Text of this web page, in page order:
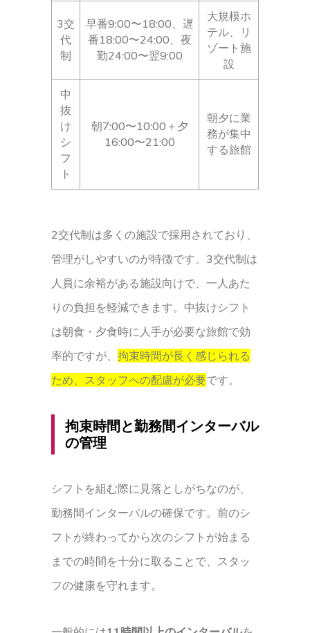
3交
代
制
早番9:00〜18:00、遅
番18:00〜24:00、夜
勤24:00〜翌9:00
大規模ホ
テル、リ
ゾート施
設
中
抜
け
シ
フ
ト
朝7:00〜10:00＋夕
16:00〜21:00
朝夕に業
務が集中
する旅館
2交代制は多くの施設で採用されており、
管理がしやすいのが特徴です。3交代制は
人員に余裕がある施設向けで、一人あた
りの負担を軽減できます。中抜けシフト
は朝食・夕食時に人手が必要な旅館で効
率的ですが、 拘束時間が長く感じられる
ため、スタッフへの配慮が必要です。
拘束時間と勤務間インターバル
の管理
シフトを組む際に見落としがちなのが、
勤務間インターバルの確保です。前のシ
フトが終わってから次のシフトが始まる
までの時間を十分に取ることで、スタッ
フの健康を守れます。